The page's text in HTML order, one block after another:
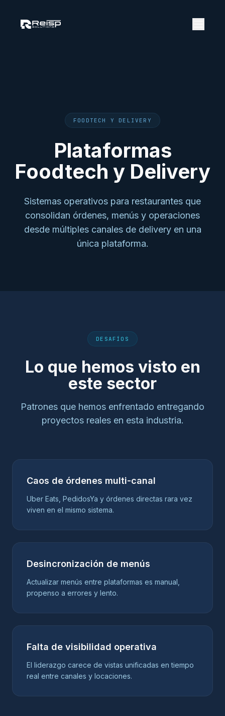
FOODTECH Y DELIVERY
Plataformas
Foodtech y Delivery
Sistemas operativos para restaurantes que
consolidan órdenes, menús y operaciones
desde múltiples canales de delivery en una
única plataforma.
DESAFÍOS
Lo que hemos visto en
este sector
Patrones que hemos enfrentado entregando
proyectos reales en esta industria.
Caos de órdenes multi-canal
Uber Eats, PedidosYa y órdenes directas rara vez
viven en el mismo sistema.
Desincronización de menús
Actualizar menús entre plataformas es manual,
propenso a errores y lento.
Falta de visibilidad operativa
El liderazgo carece de vistas unificadas en tiempo
real entre canales y locaciones.